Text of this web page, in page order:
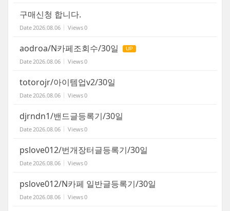
구매신청 합니다.
Date 2026.08.06 Views0
aodroa/N카페조회수/30일 UP
Date 2026.08.06 Views0
totorojr/아이템업v2/30일
Date 2026.08.06 Views0
djrndn1/밴드글등록기/30일
Date 2026.08.06 Views0
pslove012/번개장터글등록기/30일
Date 2026.08.06 Views0
pslove012/N카페 일반글등록기/30일
Date 2026.08.06 Views0